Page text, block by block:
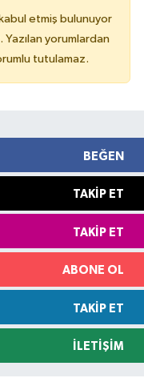
kabul etmiş bulunuyor
yorumlardan
tutulamaz.
BEĞEN
TAKIP ET
TAKIP ET
ABONE OL
TAKIP ET
İLETIŞIM